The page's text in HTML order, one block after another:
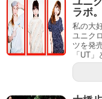
ラボ
私の大
ユニク
ツを発
「UT